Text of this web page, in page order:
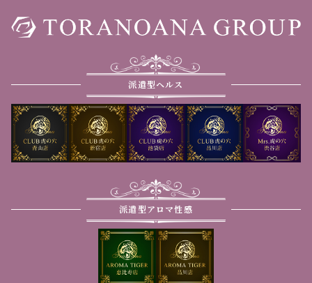
派遣型ヘルス
派遣型アロマ性感